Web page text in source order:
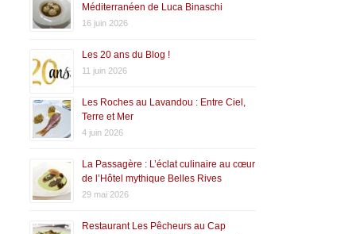
Méditerranéen de Luca Binaschi
16 juin 2026
Les 20 ans du Blog !
11 juin 2026
Les Roches au Lavandou : Entre Ciel,
Terre et Mer
4 juin 2026
La Passagère : L’éclat culinaire au cœur
de l’Hôtel mythique Belles Rives
29 mai 2026
Restaurant Les Pêcheurs au Cap